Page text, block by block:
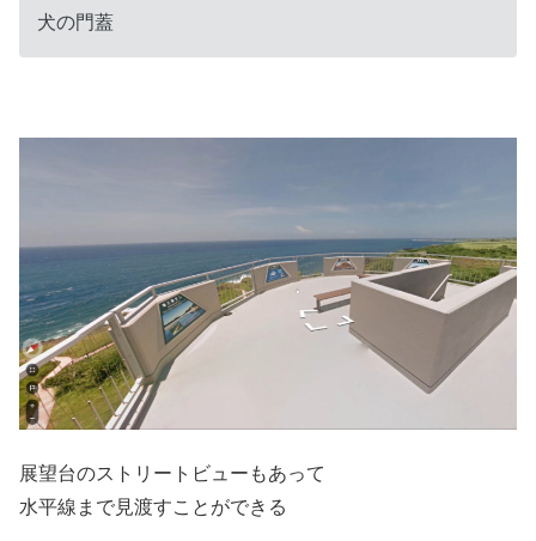
犬の門蓋
展望台のストリートビューもあって
水平線まで見渡すことができる